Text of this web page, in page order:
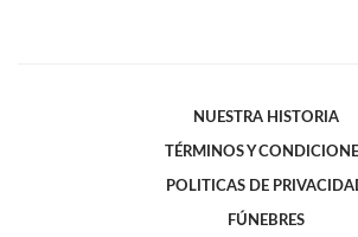
NUESTRA HISTORIA
TÉRMINOS Y
POLITICAS DE
FÚNEBRES